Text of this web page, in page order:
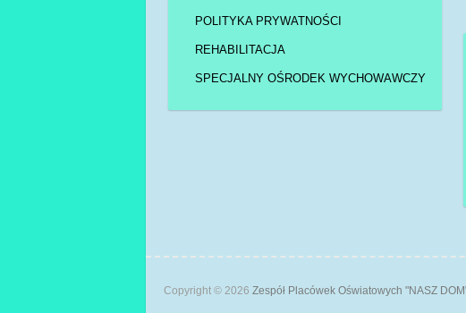
POLITYKA PRYWATNOŚCI
REHABILITACJA
SPECJALNY OŚRODEK WYCHOWAWCZY
Copyright © 2026 Zespół Placówek Oświatowych "NASZ